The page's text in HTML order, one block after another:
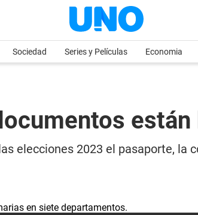
Sociedad Series y Películas Economia
elecciones 2023 el pasaporte,